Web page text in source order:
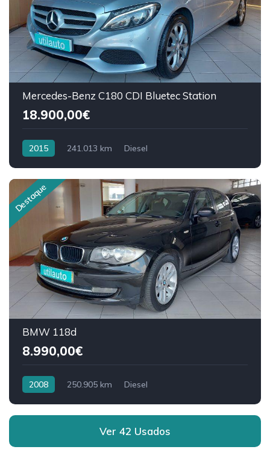
Mercedes-Benz C180 CDI Bluetec Station
18.900,00€
2015 241.013 km Diesel
Destaque
BMW 118d
8.990,00€
2008 250.905 km Diesel
Ver 42 Usados